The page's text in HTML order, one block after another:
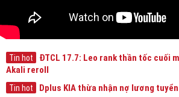
Tin hot
ĐTCL 17.7: Leo rank thần tốc cuối
Akali reroll
Tin hot Dplus KIA thừa nhận nợ lương